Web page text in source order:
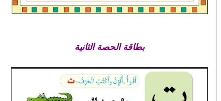
بطاقة الحصة الثانية